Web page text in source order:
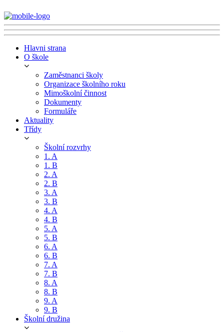
Hlavni strana
O škole
Zaměstnanci školy
Organizace školního roku
Mimoškolní činnost
Dokumenty
Formuláře
Aktuality
Třídy
Školní rozvrhy
1. A
1. B
2. A
2. B
3. A
3. B
4. A
4. B
5. A
5. B
6. A
6. B
7. A
7. B
8. A
8. B
9. A
9. B
Školní družina